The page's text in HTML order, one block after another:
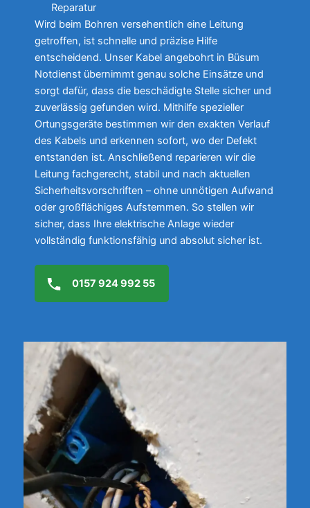
Reparatur
Wird beim Bohren versehentlich eine Leitung
getroffen, ist schnelle und präzise Hilfe
entscheidend. Unser Kabel angebohrt in Büsum
Notdienst übernimmt genau solche Einsätze und
sorgt dafür, dass die beschädigte Stelle sicher und
zuverlässig gefunden wird. Mithilfe spezieller
Ortungsgeräte bestimmen wir den exakten Verlauf
des Kabels und erkennen sofort, wo der Defekt
entstanden ist. Anschließend reparieren wir die
Leitung fachgerecht, stabil und nach aktuellen
Sicherheitsvorschriften – ohne unnötigen Aufwand
oder großflächiges Aufstemmen. So stellen wir
sicher, dass Ihre elektrische Anlage wieder
vollständig funktionsfähig und absolut sicher ist.
0157 924 992 55